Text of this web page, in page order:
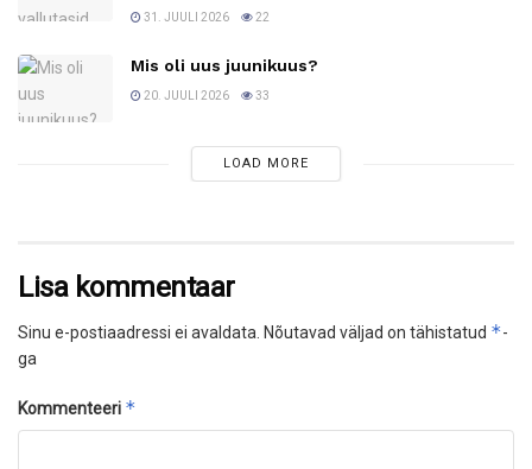
31. JUULI 2026 22
Mis oli uus juunikuus?
20. JUULI 2026 33
LOAD MORE
Lisa kommentaar
Sinu e-postiaadressi ei avaldata. Nõutavad väljad on tähistatud *-
ga
Kommenteeri *